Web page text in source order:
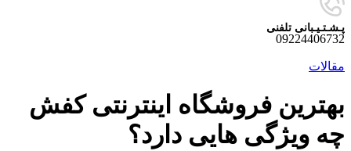
پـشـتـیـبانی تلفنی
09224406732
مقالات
بهترین فروشگاه اینترنتی کفش
چه ویژگی هایی دارد؟